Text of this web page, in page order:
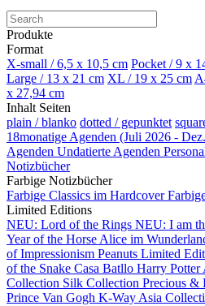
Produkte
Format
X-small / 6,5 x 10,5 cm Pocket / 9 x
Large / 13 x 21 cm XL / 19 x 25 cm
x 27,94 cm
Inhalt Seiten
plain / blanko dotted / gepunktet
18monatige Agenden (Juli 2026 -
Agenden Undatierte Agenden
Notizbücher
Farbige Notizbücher
Farbige Classics im Hardcover
Limited Editions
NEU: Lord of the Rings NEU: I am
Year of the Horse Alice im
of Impressionism Peanuts Limited
of the Snake Casa Batllo Harry Potter
Collection Silk Collection Precious &
Prince Van Gogh K-Way Asia